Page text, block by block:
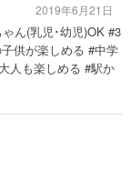
ん(乳児･幼児)OK #3
供が楽しめる #中学
人も楽しめる #駅か
2019年6月21日